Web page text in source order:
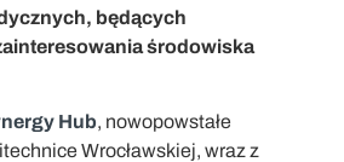
będących
środowiska
Hub, nowopowstałe
Wrocławskiej, wraz z